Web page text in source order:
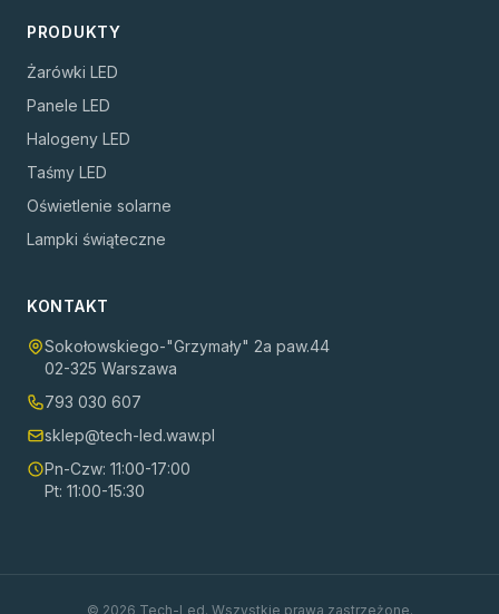
PRODUKTY
Żarówki LED
Panele LED
Halogeny LED
Taśmy LED
Oświetlenie solarne
Lampki świąteczne
KONTAKT
Sokołowskiego-"Grzymały" 2a paw.44
02-325 Warszawa
793 030 607
sklep@tech-led.waw.pl
Pn-Czw: 11:00-17:00
Pt: 11:00-15:30
© 2026 Tech-Led. Wszystkie prawa zastrzeżone.